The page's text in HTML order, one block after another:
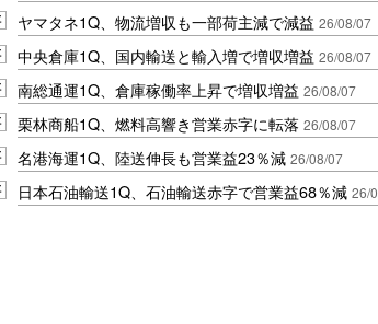
ヤマタネ1Q、物流増収も一部荷主減で減益 26/08/07
中央倉庫1Q、国内輸送と輸入増で増収増益 26/08/07
南総通運1Q、倉庫稼働率上昇で増収増益 26/08/07
栗林商船1Q、燃料高響き営業赤字に転落 26/08/07
名港海運1Q、陸送伸長も営業益23％減 26/08/07
日本石油輸送1Q、石油輸送赤字で営業益68％減 26/